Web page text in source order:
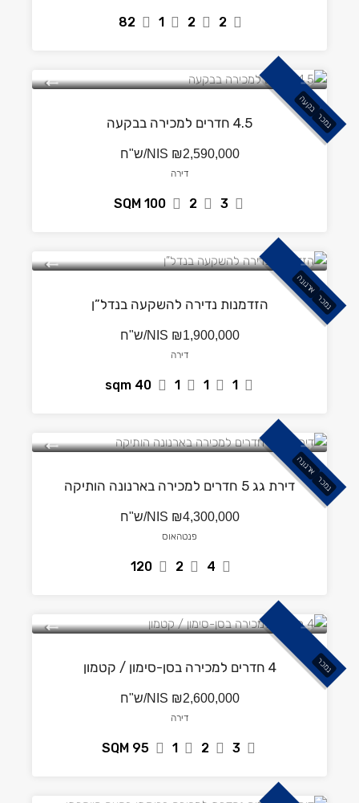
2
2
1
82
נמכר
בקעה
4.5 חדרים למכירה בבקעה
NIS ₪2,590,000/ש"ח
דירה
3
2
100
SQM
נמכר
ארנונה
הזדמנות נדירה להשקעה בנדל”ן
NIS ₪1,900,000/ש"ח
דירה
1
1
1
40
sqm
נמכר
ארנונה
דירת גג 5 חדרים למכירה בארנונה הותיקה
NIS ₪4,300,000/ש"ח
פנטהאוס
4
2
120
נמכר 4 חדרים למכירה בסן-סימון / קטמון
NIS ₪2,600,000/ש"ח
דירה
3
2
1
95
SQM